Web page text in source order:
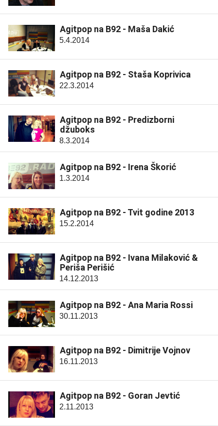
Agitpop na B92 - Maša Dakić
5.4.2014
Agitpop na B92 - Staša Koprivica
22.3.2014
Agitpop na B92 - Predizborni
džuboks
8.3.2014
Agitpop na B92 - Irena Škorić
1.3.2014
Agitpop na B92 - Tvit godine 2013
15.2.2014
Agitpop na B92 - Ivana Milaković &
Periša Perišić
14.12.2013
Agitpop na B92 - Ana Maria Rossi
30.11.2013
Agitpop na B92 - Dimitrije Vojnov
16.11.2013
Agitpop na B92 - Goran Jevtić
2.11.2013